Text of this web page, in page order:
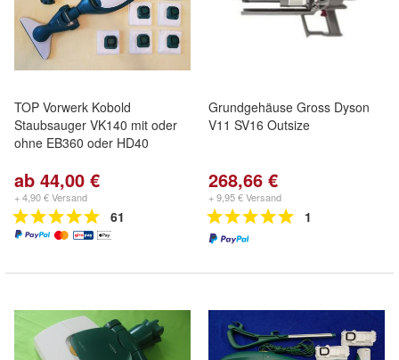
TOP Vorwerk Kobold
Staubsauger VK140 mit oder
ohne EB360 oder HD40
ab 44,00 €
+ 4,90 € Versand
61
Grundgehäuse Gross Dyson
V11 SV16 Outsize
268,66 €
+ 9,95 € Versand
1